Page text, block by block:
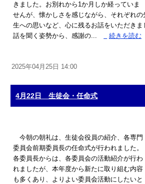
きました。お別れから1か月しか経っていま
せんが、懐かしさを感じながら、それぞれ
生への思いなど、心に残るお話をいただき
話を聞く姿勢から、感謝の...
続きを読む
2025年04月25日 14:00
4月22日 生徒会・任命式
今朝の朝礼は、生徒会役員の紹介、各専門
委員会前期委員長の任命式が行われました。
各委員長からは、各委員会の活動紹介が行わ
れましたが、本年度から新たに取り組む内容
も多くあり、よりよい委員会活動にしたいと